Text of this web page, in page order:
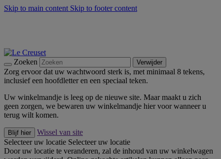
Skip to main content Skip to footer content
Zoeken Verwijder
Zorg ervoor dat uw wachtwoord sterk is, met minimaal 8 tekens,
inclusief een hoofdletter en een speciaal teken.
Uw winkelmandje is leeg op de nieuwe site. Maar maakt u zich
geen zorgen, we bewaren uw winkelmandje hier voor wanneer u
terug wilt komen.
Blijf hier
Wissel van site
Selecteer uw locatie Selecteer uw locatie
Door uw locatie te veranderen, zal de inhoud van uw winkelwagen